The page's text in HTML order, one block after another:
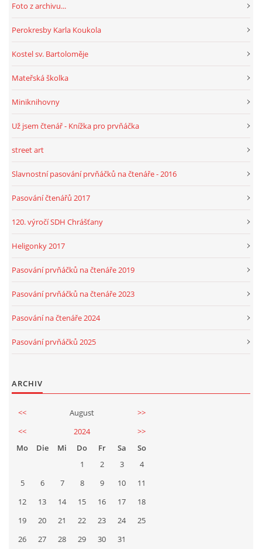
Foto z archivu...
Perokresby Karla Koukola
Kostel sv. Bartoloměje
Mateřská školka
Miniknihovny
Už jsem čtenář - Knížka pro prvňáčka
street art
Slavnostní pasování prvňáčků na čtenáře - 2016
Pasování čtenářů 2017
120. výročí SDH Chrášťany
Heligonky 2017
Pasování prvňáčků na čtenáře 2019
Pasování prvňáčků na čtenáře 2023
Pasování na čtenáře 2024
Pasování prvňáčků 2025
ARCHIV
<< August
>>
<<
2024
>>
Mo
Die Mi Do Fr Sa
So
1
2 3
4
5
6 7 8 9 10
11
12
13 14 15 16 17
18
19
20 21 22 23 24
25
26
27 28 29 30 31